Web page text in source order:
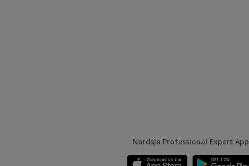
Nordsjö Professional Expert App